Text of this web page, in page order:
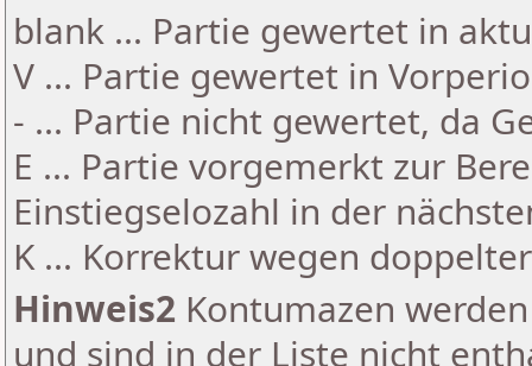
blank ... Partie gewertet in
V ... Partie gewertet in
- ... Partie nicht gewertet, da
E ... Partie vorgemerkt zur
Einstiegselozahl in der
K ... Korrektur wegen
Hinweis2 Kontumazen
und sind in der Liste nicht